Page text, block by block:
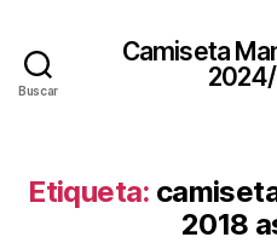
Buscar
Camiseta
Etiqueta:
2018